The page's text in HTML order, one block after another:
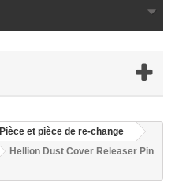
Pièce et pièce de re-change
Hellion Dust Cover Releaser Pin